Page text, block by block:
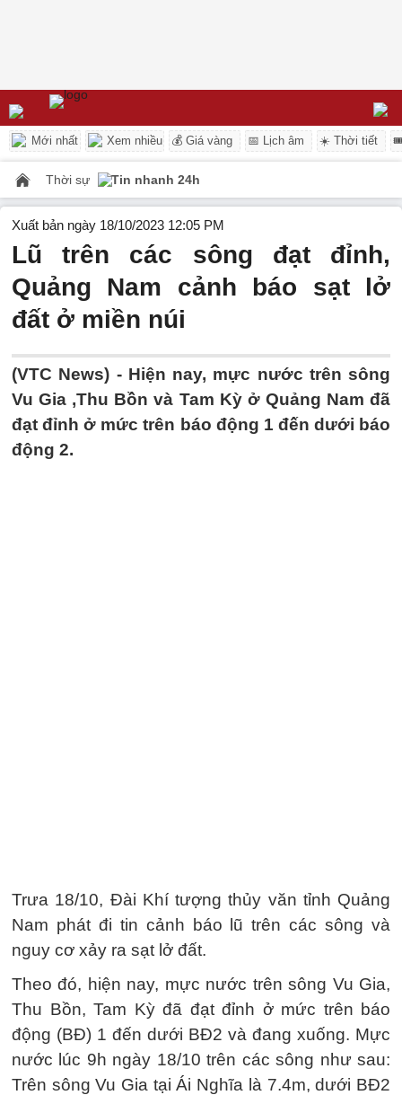
Mới nhất Xem nhiều 💰 Giá vàng 📅 Lịch âm ☀️ Thời tiết
Thời sự Tin nhanh 24h
Xuất bản ngày 18/10/2023 12:05 PM
Lũ trên các sông đạt đỉnh,
Quảng Nam cảnh báo sạt lở
đất ở miền núi
(VTC News) - Hiện nay, mực nước trên sông
Vu Gia ,Thu Bồn và Tam Kỳ ở Quảng Nam đã
đạt đỉnh ở mức trên báo động 1 đến dưới báo
động 2.
Trưa 18/10, Đài Khí tượng thủy văn tỉnh Quảng
Nam phát đi tin cảnh báo lũ trên các sông và
nguy cơ xảy ra sạt lở đất.
Theo đó, hiện nay, mực nước trên sông Vu Gia,
Thu Bồn, Tam Kỳ đã đạt đỉnh ở mức trên báo
động (BĐ) 1 đến dưới BĐ2 và đang xuống. Mực
nước lúc 9h ngày 18/10 trên các sông như sau:
Trên sông Vu Gia tại Ái Nghĩa là 7.4m, dưới BĐ2